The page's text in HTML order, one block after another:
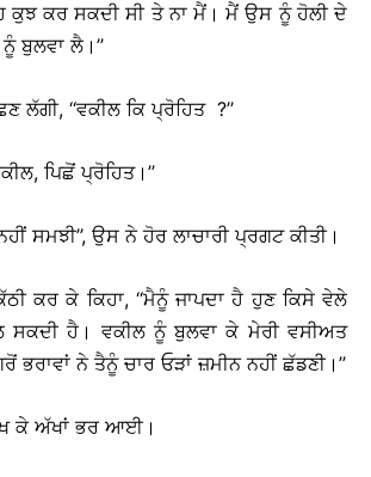
ਕੁਝ ਕਰ ਸਕਦੀ ਸੀ ਤੇ ਨਾ ਮੈਂ। ਮੈਂ ਉਸ ਨੂੰ ਹੋਲੀ ਦੇ
ਨੂੰ ਬੁਲਵਾ ਲੈ।’’
ਲੱਗੀ, ‘‘ਵਕੀਲ ਕਿ ਪ੍ਰੋਹਿਤ ?’’
ਪਿਛੋਂ ਪ੍ਰੋਹਿਤ।’’
ਸਮਝੀ’’, ਉਸ ਨੇ ਹੋਰ ਲਾਚਾਰੀ ਪ੍ਰਗਟ ਕੀਤੀ।
ਕਰ ਕੇ ਕਿਹਾ, ‘‘ਮੈਨੂੰ ਜਾਪਦਾ ਹੈ ਹੁਣ ਕਿਸੇ ਵੇਲੇ
ਸਕਦੀ ਹੈ। ਵਕੀਲ ਨੂੰ ਬੁਲਵਾ ਕੇ ਮੇਰੀ ਵਸੀਅਤ
ਭਰਾਵਾਂ ਨੇ ਤੈਨੂੰ ਚਾਰ ਓੜਾਂ ਜ਼ਮੀਨ ਨਹੀਂ ਛੱਡਣੀ।’’
ਕੇ ਅੱਖਾਂ ਭਰ ਆਈ।